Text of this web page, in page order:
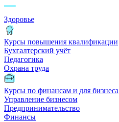
Здоровье
Курсы повышения квалификации
Бухгалтерский учёт
Педагогика
Охрана труда
Курсы по финансам и для бизнеса
Управление бизнесом
Предпринимательство
Финансы